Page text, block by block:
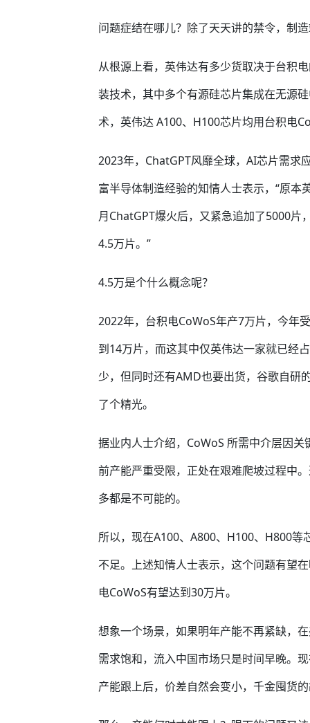
问题症结在哪儿？除了天天讲的禁令，制
从根源上看，英伟达有多少货取决于台积
装技术，其中多个有源硅芯片集成在无源
术，英伟达 A100、H100芯片均用台积电
2023年，ChatGPT风靡全球，AI芯片需求
富半导体制造经验的知情人士表示，“原
月ChatGPT爆火后，又紧急追加了5000片
4.5万片。”
4.5万是个什么概念呢？
2022年，台积电CoWoS年产7万片，今年
到14万片，而这其中仅英伟达一家就已经
少，但同时还有AMD也要出货，谷歌自研
了个精光。
据业内人士介绍，CoWoS 所需中介层因
前产能严重受限，正处在艰难爬坡过程中
多都是不可能的。
所以，现在A100、A800、H100、H800
不足。上述知情人士表示，这个问题有望
电CoWoS有望达到30万片。
想象一个场景，如果明年产能不再紧缺，
需求饱和，流入中国市场只是时间早晚。
产能跟上后，价差自然会变小，千金囤货